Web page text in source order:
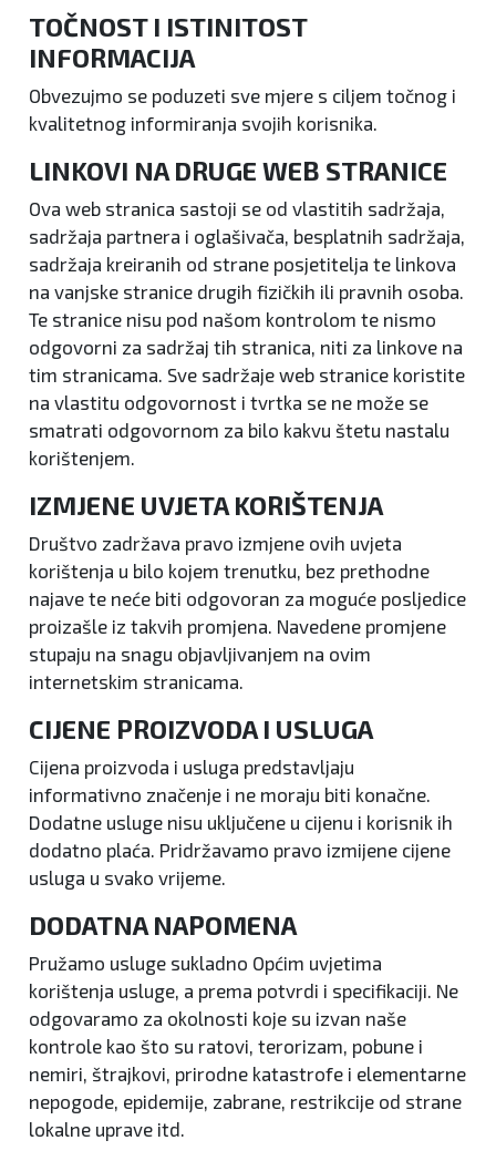
TOČNOST I ISTINITOST
INFORMACIJA
Obvezujmo se poduzeti sve mjere s ciljem točnog i
kvalitetnog informiranja svojih korisnika.
LINKOVI NA DRUGE WEB STRANICE
Ova web stranica sastoji se od vlastitih sadržaja,
sadržaja partnera i oglašivača, besplatnih sadržaja,
sadržaja kreiranih od strane posjetitelja te linkova
na vanjske stranice drugih fizičkih ili pravnih osoba.
Te stranice nisu pod našom kontrolom te nismo
odgovorni za sadržaj tih stranica, niti za linkove na
tim stranicama. Sve sadržaje web stranice koristite
na vlastitu odgovornost i tvrtka se ne može se
smatrati odgovornom za bilo kakvu štetu nastalu
korištenjem.
IZMJENE UVJETA KORIŠTENJA
Društvo zadržava pravo izmjene ovih uvjeta
korištenja u bilo kojem trenutku, bez prethodne
najave te neće biti odgovoran za moguće posljedice
proizašle iz takvih promjena. Navedene promjene
stupaju na snagu objavljivanjem na ovim
internetskim stranicama.
CIJENE PROIZVODA I USLUGA
Cijena proizvoda i usluga predstavljaju
informativno značenje i ne moraju biti konačne.
Dodatne usluge nisu uključene u cijenu i korisnik ih
dodatno plaća. Pridržavamo pravo izmijene cijene
usluga u svako vrijeme.
DODATNA NAPOMENA
Pružamo usluge sukladno Općim uvjetima
korištenja usluge, a prema potvrdi i specifikaciji. Ne
odgovaramo za okolnosti koje su izvan naše
kontrole kao što su ratovi, terorizam, pobune i
nemiri, štrajkovi, prirodne katastrofe i elementarne
nepogode, epidemije, zabrane, restrikcije od strane
lokalne uprave itd.